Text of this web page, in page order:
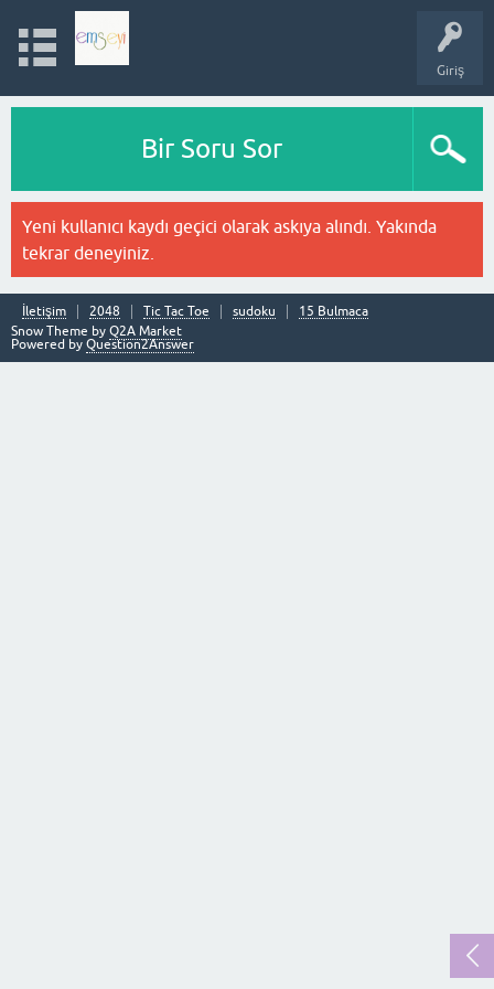
Giriş
Bir Soru Sor
Yeni kullanıcı kaydı geçici olarak askıya alındı. Yakında
tekrar deneyiniz.
İletişim 2048 Tic Tac Toe sudoku
15 Bulmaca
Snow Theme by Q2A Market
Powered by Question2Answer